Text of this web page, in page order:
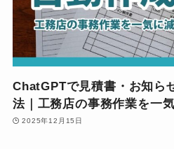
ChatGPTで見積書・お知ら
法｜工務店の事務作業を一
2025年12月15日